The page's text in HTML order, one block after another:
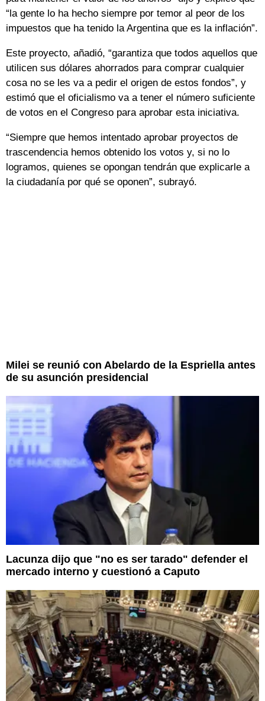
“la gente lo ha hecho siempre por temor al peor de los
impuestos que ha tenido la Argentina que es la inflación”.
Este proyecto, añadió, “garantiza que todos aquellos que
utilicen sus dólares ahorrados para comprar cualquier
cosa no se les va a pedir el origen de estos fondos”, y
estimó que el oficialismo va a tener el número suficiente
de votos en el Congreso para aprobar esta iniciativa.
“Siempre que hemos intentado aprobar proyectos de
trascendencia hemos obtenido los votos y, si no lo
logramos, quienes se opongan tendrán que explicarle a
la ciudadanía por qué se oponen”, subrayó.
Milei se reunió con Abelardo de la Espriella antes
de su asunción presidencial
Lacunza dijo que "no es ser tarado" defender el
mercado interno y cuestionó a Caputo